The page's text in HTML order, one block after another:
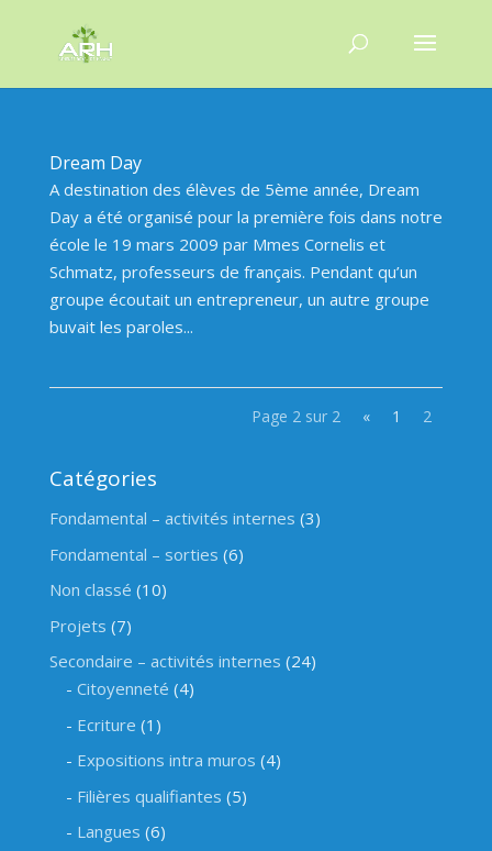
Dream Day
A destination des élèves de 5ème année, Dream
Day a été organisé pour la première fois dans notre
école le 19 mars 2009 par Mmes Cornelis et
Schmatz, professeurs de français. Pendant qu’un
groupe écoutait un entrepreneur, un autre groupe
buvait les paroles...
Page 2 sur 2 « 1 2
Catégories
Fondamental – activités internes (3)
Fondamental – sorties (6)
Non classé (10)
Projets (7)
Secondaire – activités internes (24)
Citoyenneté (4)
Ecriture (1)
Expositions intra muros (4)
Filières qualifiantes (5)
Langues (6)